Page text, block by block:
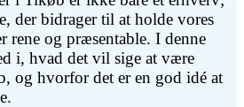
der bidrager til at holde vores
rene og præsentable. I denne
i, hvad det vil sige at være
og hvorfor det er en god idé at